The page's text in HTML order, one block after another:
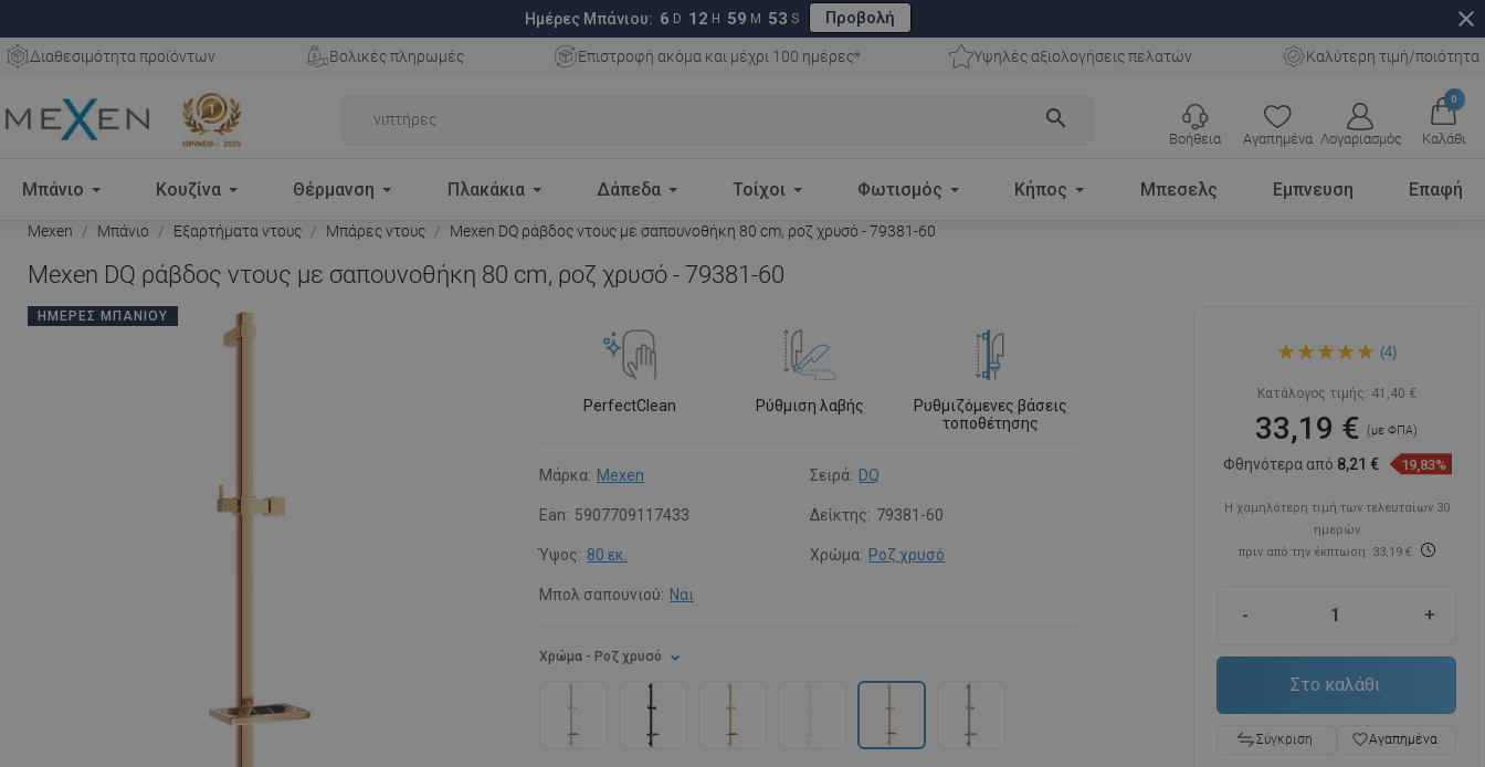
Ημέρες Μπάνιου: 6 D 12 H 59 M 52 S Προβολή close
Διαθεσιμότητα προϊόντων Βολικές πληρωμές Επιστροφή ακόμα και μέχρι 100 ημέρες* Υψηλές αξιολογήσεις πελατών Καλύτερη τιμή/ποιότητα
search
Αγαπημένα Λογαριασμός
0
Καλάθι
Βοήθεια
Μπάνιο Κουζίνα Θέρμανση Πλακάκια Δάπεδα Τοίχοι Φωτισμός Κήπος Μπεσελς Εμπνευση Επαφή
Mexen Μπάνιο Εξαρτήματα ντους Μπάρες ντους Mexen DQ ράβδος ντους με σαπουνοθήκη 80 cm, ροζ χρυσό - 79381-60
Mexen DQ ράβδος ντους με σαπουνοθήκη 80 cm, ροζ χρυσό - 79381-60
ΗΜΈΡΕΣ ΜΠΆΝΙΟΥ
PerfectClean Ρύθμιση λαβής
Ρυθμιζόμενες βάσεις
τοποθέτησης
Μάρκα: Mexen Σειρά: DQ
Ean: 5907709117433 Δείκτης: 79381-60
Ύψος: 80 εκ. Χρώμα: Ροζ χρυσό
Μπολ σαπουνιού: Ναι
Χρώμα - Ροζ χρυσό
σαπουνοθήκη 80 cm, ροζ
(4)
Κατάλογος τιμής: 41,40 €
33,19 €(με ΦΠΑ)
Φθηνότερα από 8,21 € 19,83%
Η χαμηλότερη τιμή των τελευταίων 30
ημερών
πριν από την έκπτωση: 33,19 €
- +
Στο καλάθι
Σύγκριση favorite_borderΑγαπημένα